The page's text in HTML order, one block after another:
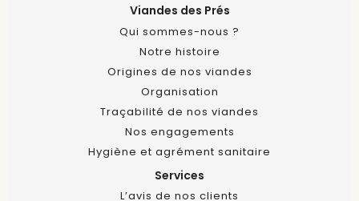
Viandes des Prés
Qui sommes-nous ?
Notre histoire
Origines de nos viandes
Organisation
Traçabilité de nos viandes
Nos engagements
Hygiène et agrément sanitaire
Services
L’avis de nos clients